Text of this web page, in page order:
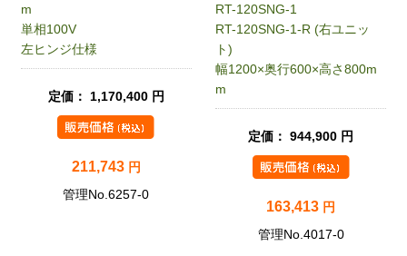
m
単相100V
左ヒンジ仕様
定価： 1,170,400 円
211,743 円
管理No.6257-0
RT-120SNG-1
RT-120SNG-1-R (右ユニッ
ト)
幅1200×奥行600×高さ800m
m
定価： 944,900 円
163,413 円
管理No.4017-0